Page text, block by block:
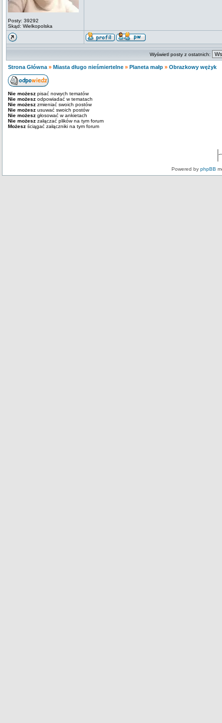
Posty: 39292
Skąd: Wielkopolska
Wyświetl posty z ostatnich:
Strona Główna » Miasta długo nieśmiertelne » Planeta małp » Obrazkowy wężyk
Nie możesz pisać nowych tematów
Nie możesz odpowiadać w tematach
Nie możesz zmieniać swoich postów
Nie możesz usuwać swoich postów
Nie możesz głosować w ankietach
Nie możesz załączać plików na tym forum
Możesz ściągać załączniki na tym forum
Powered by phpBB